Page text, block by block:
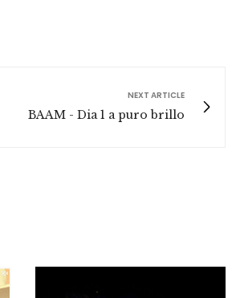
NEXT ARTICLE
BAAM - Dia 1 a puro brillo